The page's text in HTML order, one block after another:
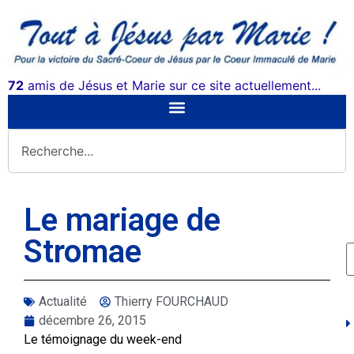
72 amis de Jésus et Marie sur ce site actuellement...
Le mariage de
Stromae
Actualité
Thierry FOURCHAUD
décembre 26, 2015
Le témoignage du week-end